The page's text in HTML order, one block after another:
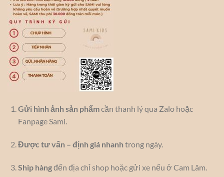
Gửi hình ảnh sản phẩmcần thanh lý qua Zalo hoặc
Fanpage Sami.
Được tư vấn – định giá nhanhtrong ngày.
Ship hàngđến địa chỉ shop hoặc gửi xe nếu ở Cam Lâm.